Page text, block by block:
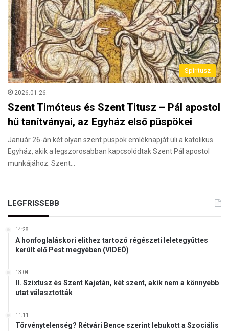
Spiritusz
2026.01.26.
Szent Timóteus és Szent Titusz – Pál apostol
hű tanítványai, az Egyház első püspökei
Január 26-án két olyan szent püspök emléknapját üli a katolikus
Egyház, akik a legszorosabban kapcsolódtak Szent Pál apostol
munkájához: Szent…
LEGFRISSEBB
14:28
A honfoglaláskori elithez tartozó régészeti leletegyüttes
került elő Pest megyében (VIDEÓ)
13:04
II. Szixtusz és Szent Kajetán, két szent, akik nem a könnyebb
utat választották
11:11
Törvénytelenség? Rétvári Bence szerint lebukott a Szociális